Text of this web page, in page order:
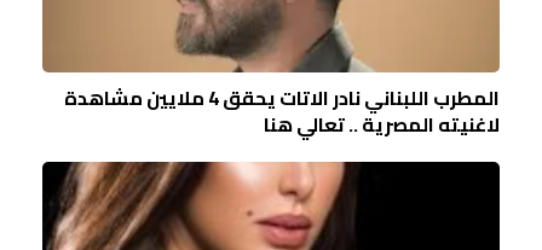
المطرب اللبناني نادر الاتات يحقق 4 ملايين مشاهدة
لاغنيته المصرية .. تعالي هنا